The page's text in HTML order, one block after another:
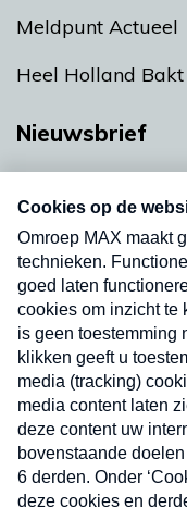
Meldpunt Actueel
Heel Holland Bakt
Nieuwsbrief
nieuwsbrief. Elke
uw mailbox.
Nieuwsbrief